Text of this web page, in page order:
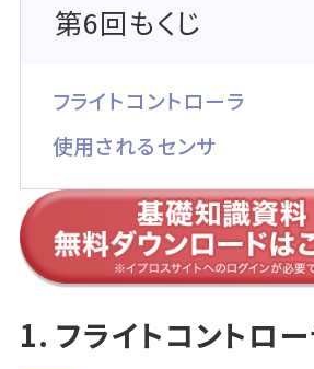
第6回もくじ
フライトコントローラ
使用されるセンサ
1. フライトコントロ